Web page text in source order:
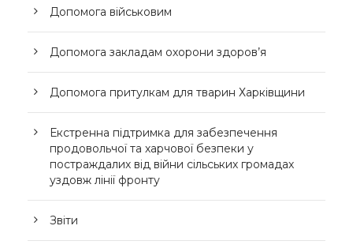
Допомога військовим
Допомога закладам охорони здоров’я
Допомога притулкам для тварин Харківщини
Екстренна підтримка для забезпечення
продовольчої та харчової безпеки у
постраждалих від війни сільських громадах
уздовж лінії фронту
Звіти